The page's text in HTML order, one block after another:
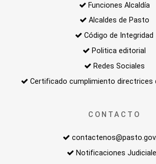
Funciones Alcaldía
Alcaldes de Pasto
Código de Integridad
Politica editorial
Redes Sociales
Certificado cumplimiento directrices
CONTACTO
Notificaciones